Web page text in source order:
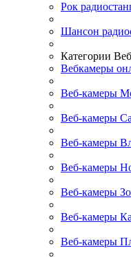
Рок
Шансон
Категории
Вебкамеры
Веб-камеры
Веб-камеры
Веб-камеры
Веб-камеры
Веб-камеры
Веб-камеры
Веб-камеры